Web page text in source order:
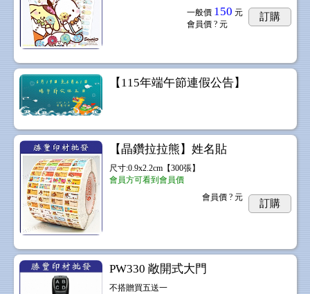
一般價 150 元
會員價? 元
訂購
【115年端午節連假公告】
【晶鑽拉拉熊】姓名貼
尺寸:0.9x2.2cm【300張】
會員方可看到會員價
會員價? 元
訂購
PW330 敞開式大門
不搭贈買五送一